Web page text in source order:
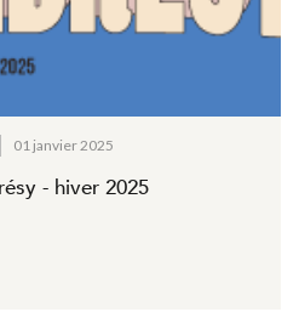
01 janvier 2025
- hiver 2025